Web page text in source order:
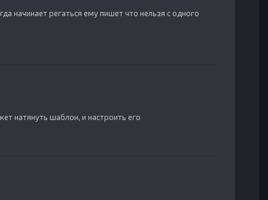
начинает регаться ему пишет что нельзя с одного
натянуть шаблон, и настроить его